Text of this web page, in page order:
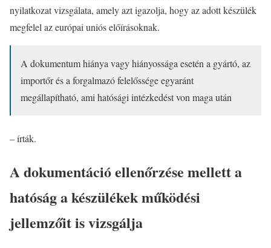
nyilatkozat vizsgálata, amely azt igazolja, hogy az adott készülék
megfelel az európai uniós előírásoknak.
A dokumentum hiánya vagy hiányossága esetén a gyártó, az
importőr és a forgalmazó felelőssége egyaránt
megállapítható, ami hatósági intézkedést von maga után
– írták.
A dokumentáció ellenőrzése mellett a
hatóság a készülékek működési
jellemzőit is vizsgálja